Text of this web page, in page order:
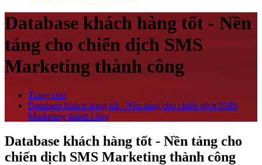
Database khách hàng tốt - Nền
tảng cho chiến dịch SMS
Marketing thành công
Trang chủ
Database khách hàng tốt - Nền tảng cho chiến dịch SMS
Marketing thành công
Database khách hàng tốt - Nền tảng cho
chiến dịch SMS Marketing thành công